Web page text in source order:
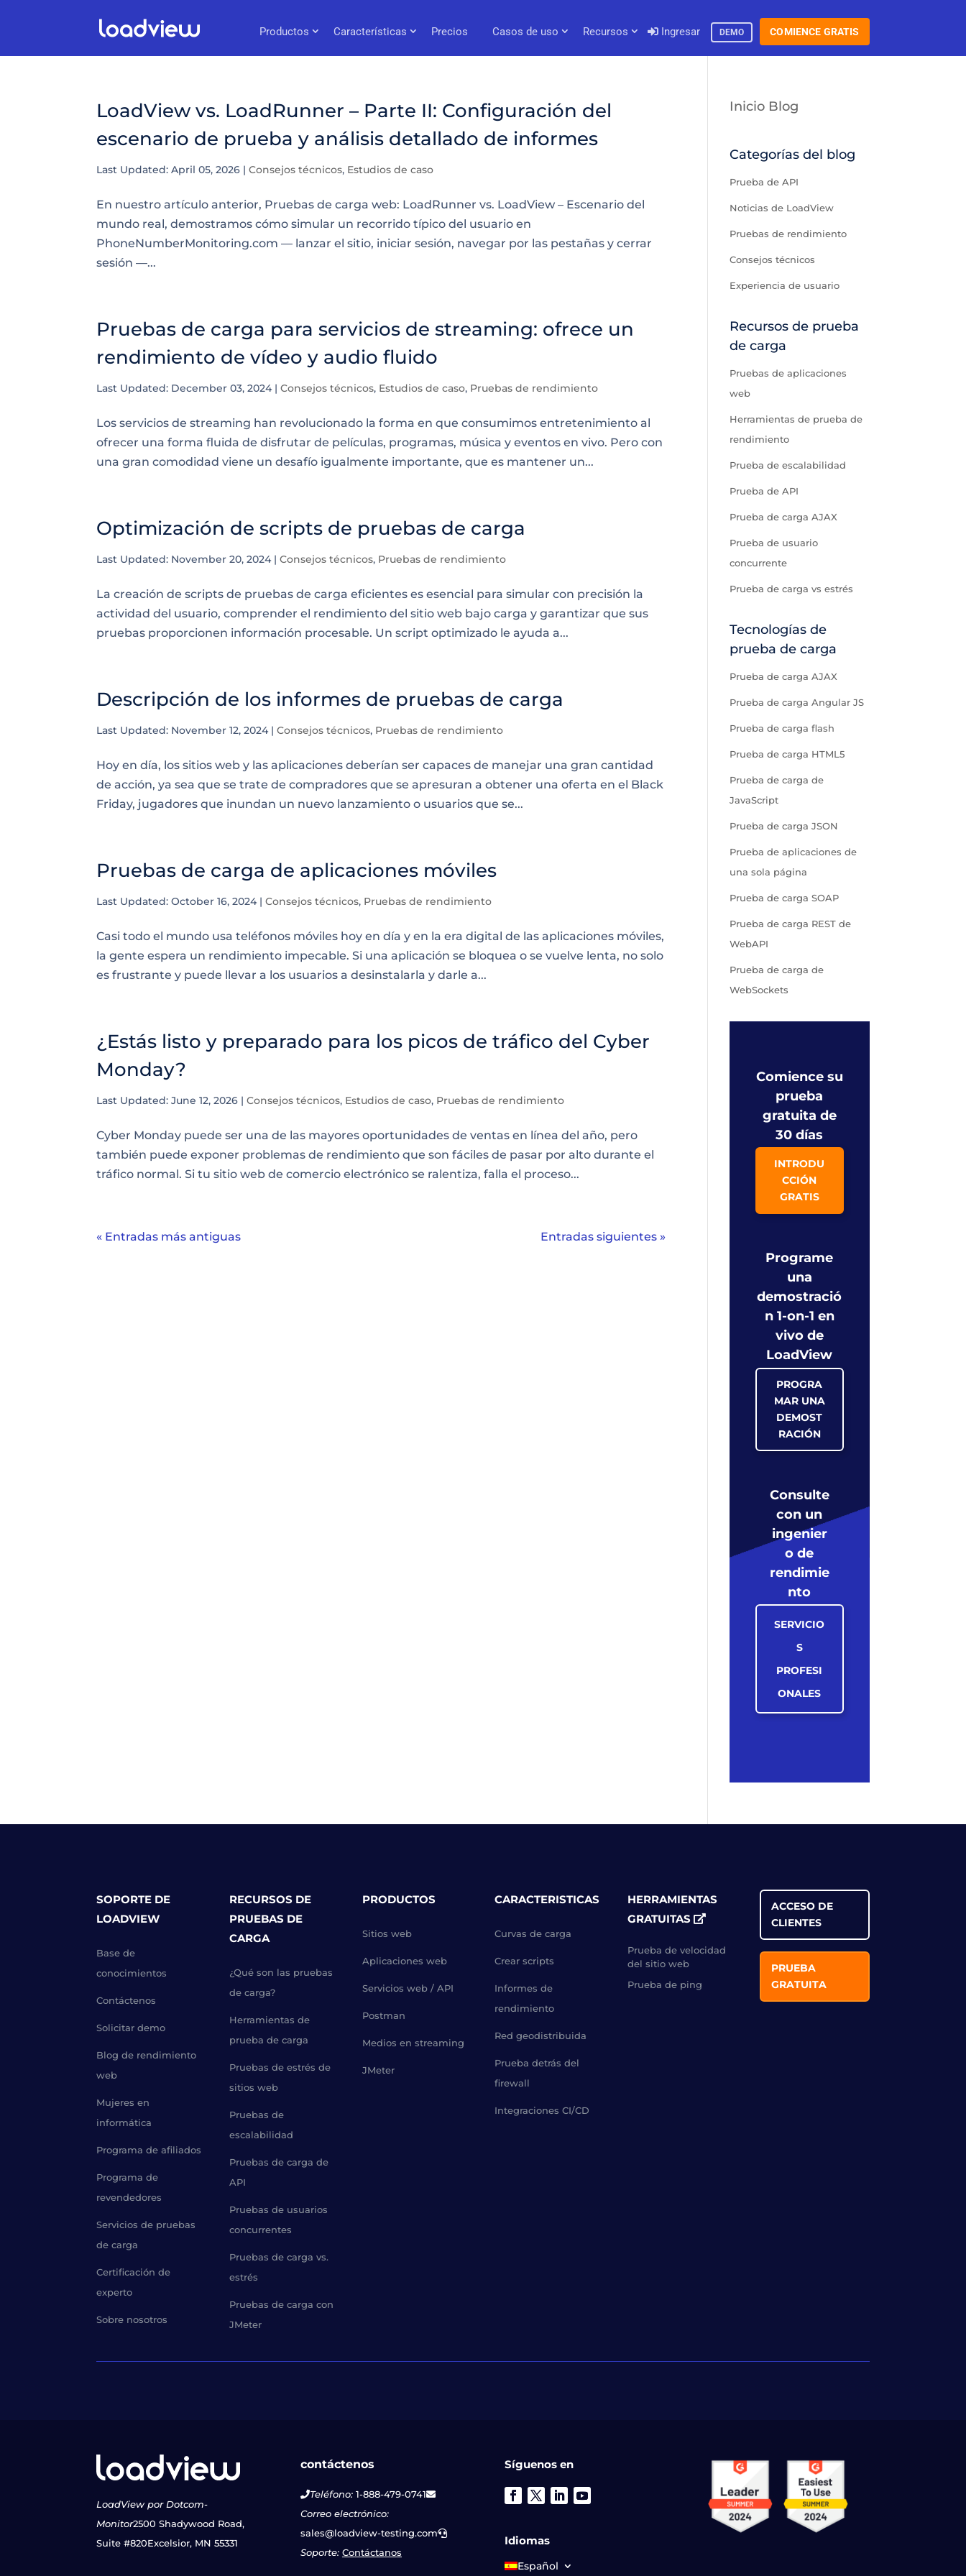
Productos Características Precios Casos de uso Recursos Ingresar DEMO COMIENCE GRATIS
LoadView vs. LoadRunner – Parte II: Configuración del
escenario de prueba y análisis detallado de informes
Last Updated: April 05, 2026 |Consejos técnicos, Estudios de caso
En nuestro artículo anterior, Pruebas de carga web: LoadRunner vs. LoadView – Escenario del
mundo real, demostramos cómo simular un recorrido típico del usuario en
PhoneNumberMonitoring.com — lanzar el sitio, iniciar sesión, navegar por las pestañas y cerrar
sesión —...
Pruebas de carga para servicios de streaming: ofrece un
rendimiento de vídeo y audio fluido
Last Updated: December 03, 2024 |Consejos técnicos, Estudios de caso, Pruebas de rendimiento
Los servicios de streaming han revolucionado la forma en que consumimos entretenimiento al
ofrecer una forma fluida de disfrutar de películas, programas, música y eventos en vivo. Pero con
una gran comodidad viene un desafío igualmente importante, que es mantener un...
Optimización de scripts de pruebas de carga
Last Updated: November 20, 2024 |Consejos técnicos, Pruebas de rendimiento
La creación de scripts de pruebas de carga eficientes es esencial para simular con precisión la
actividad del usuario, comprender el rendimiento del sitio web bajo carga y garantizar que sus
pruebas proporcionen información procesable. Un script optimizado le ayuda a...
Descripción de los informes de pruebas de carga
Last Updated: November 12, 2024 |Consejos técnicos, Pruebas de rendimiento
Hoy en día, los sitios web y las aplicaciones deberían ser capaces de manejar una gran cantidad
de acción, ya sea que se trate de compradores que se apresuran a obtener una oferta en el Black
Friday, jugadores que inundan un nuevo lanzamiento o usuarios que se...
Pruebas de carga de aplicaciones móviles
Last Updated: October 16, 2024 |Consejos técnicos, Pruebas de rendimiento
Casi todo el mundo usa teléfonos móviles hoy en día y en la era digital de las aplicaciones móviles,
la gente espera un rendimiento impecable. Si una aplicación se bloquea o se vuelve lenta, no solo
es frustrante y puede llevar a los usuarios a desinstalarla y darle a...
¿Estás listo y preparado para los picos de tráfico del Cyber
Monday?
Last Updated: June 12, 2026 |Consejos técnicos, Estudios de caso, Pruebas de rendimiento
Cyber Monday puede ser una de las mayores oportunidades de ventas en línea del año, pero
también puede exponer problemas de rendimiento que son fáciles de pasar por alto durante el
tráfico normal. Si tu sitio web de comercio electrónico se ralentiza, falla el proceso...
« Entradas más antiguas Entradas siguientes »
Inicio Blog
Categorías del blog
Prueba de API
Noticias de LoadView
Pruebas de rendimiento
Consejos técnicos
Experiencia de usuario
Recursos de prueba
de carga
Pruebas de aplicaciones
web
Herramientas de prueba de
rendimiento
Prueba de escalabilidad
Prueba de API
Prueba de carga AJAX
Prueba de usuario
concurrente
Prueba de carga vs estrés
Tecnologías de
prueba de carga
Prueba de carga AJAX
Prueba de carga Angular JS
Prueba de carga flash
Prueba de carga HTML5
Prueba de carga de
JavaScript
Prueba de carga JSON
Prueba de aplicaciones de
una sola página
Prueba de carga SOAP
Prueba de carga REST de
WebAPI
Prueba de carga de
WebSockets
Comience su
prueba
gratuita de
30 días
INTRODU
CCIÓN
GRATIS
Programe
una
demostració
n 1-on-1 en
vivo de
LoadView
PROGRA
MAR UNA
DEMOST
RACIÓN
Consulte
con un
ingenier
o de
rendimie
nto
SERVICIO
S
PROFESI
ONALES
SOPORTE DE
LOADVIEW
Base de
conocimientos
Contáctenos
Solicitar demo
Blog de rendimiento
web
Mujeres en
informática
Programa de afiliados
Programa de
revendedores
Servicios de pruebas
de carga
Certificación de
experto
Sobre nosotros
RECURSOS DE
PRUEBAS DE
CARGA
¿Qué son las pruebas
de carga?
Herramientas de
prueba de carga
Pruebas de estrés de
sitios web
Pruebas de
escalabilidad
Pruebas de carga de
API
Pruebas de usuarios
concurrentes
Pruebas de carga vs.
estrés
Pruebas de carga con
JMeter
PRODUCTOS
Sitios web
Aplicaciones web
Servicios web / API
Postman
Medios en streaming
JMeter
CARACTERISTICAS
Curvas de carga
Crear scripts
Informes de
rendimiento
Red geodistribuida
Prueba detrás del
firewall
Integraciones CI/CD
HERRAMIENTAS
GRATUITAS
Prueba de velocidad
del sitio web
Prueba de ping
ACCESO DE
CLIENTES
PRUEBA
GRATUITA
LoadView por Dotcom-
Monitor2500 Shadywood Road,
Suite #820Excelsior, MN 55331
contáctenos
Teléfono:1-888-479-0741
Correo electrónico:
sales@loadview-testing.com
Soporte: Contáctanos
Síguenos en
Idiomas
Español